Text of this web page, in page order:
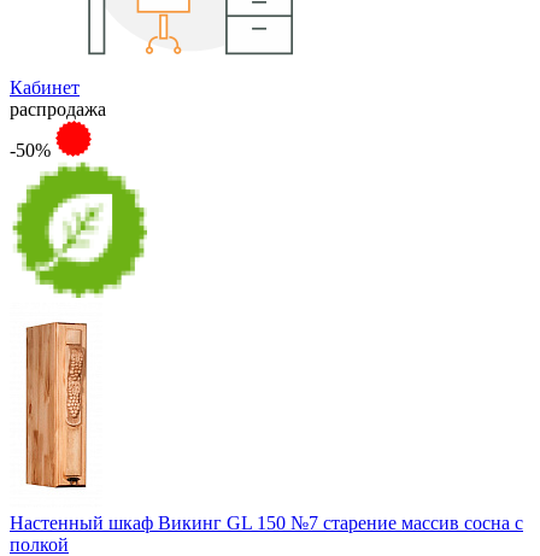
Кабинет
распродажа
-50%
Настенный шкаф Викинг GL 150 №7 старение массив сосна с
полкой